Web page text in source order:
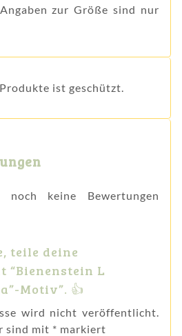
zur Größe sind nur
ist geschützt.
keine Bewertungen
teile deine
“Bienenstein L
Motiv”. 👍
wird nicht veröffentlicht.
sind mit * markiert